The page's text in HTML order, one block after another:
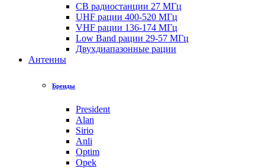
CB радиостанции 27 МГц
UHF рации 400-520 МГц
VHF рации 136-174 МГц
Low Band рации 29-57 МГц
Двухдиапазонные рации
Антенны
Бренды
President
Alan
Sirio
Anli
Optim
Opek